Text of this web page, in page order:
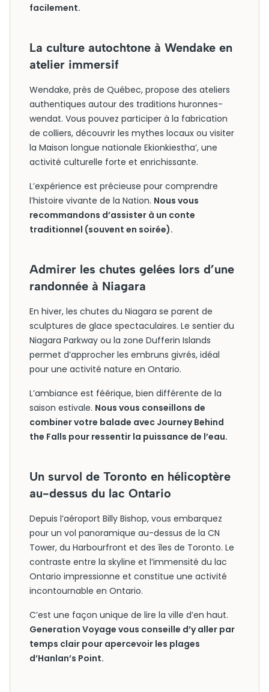
facilement.
La culture autochtone à Wendake en
atelier immersif
Wendake, près de Québec, propose des ateliers
authentiques autour des traditions huronnes-
wendat. Vous pouvez participer à la fabrication
de colliers, découvrir les mythes locaux ou visiter
la Maison longue nationale Ekionkiestha’, une
activité culturelle forte et enrichissante.
L’expérience est précieuse pour comprendre
l’histoire vivante de la Nation. Nous vous
recommandons d’assister à un conte
traditionnel (souvent en soirée).
Admirer les chutes gelées lors d’une
randonnée à Niagara
En hiver, les chutes du Niagara se parent de
sculptures de glace spectaculaires. Le sentier du
Niagara Parkway ou la zone Dufferin Islands
permet d’approcher les embruns givrés, idéal
pour une activité nature en Ontario.
L’ambiance est féérique, bien différente de la
saison estivale. Nous vous conseillons de
combiner votre balade avec Journey Behind
the Falls pour ressentir la puissance de l’eau.
Un survol de Toronto en hélicoptère
au-dessus du lac Ontario
Depuis l’aéroport Billy Bishop, vous embarquez
pour un vol panoramique au-dessus de la CN
Tower, du Harbourfront et des îles de Toronto. Le
contraste entre la skyline et l’immensité du lac
Ontario impressionne et constitue une activité
incontournable en Ontario.
C’est une façon unique de lire la ville d’en haut.
Generation Voyage vous conseille d’y aller par
temps clair pour apercevoir les plages
d’Hanlan’s Point.